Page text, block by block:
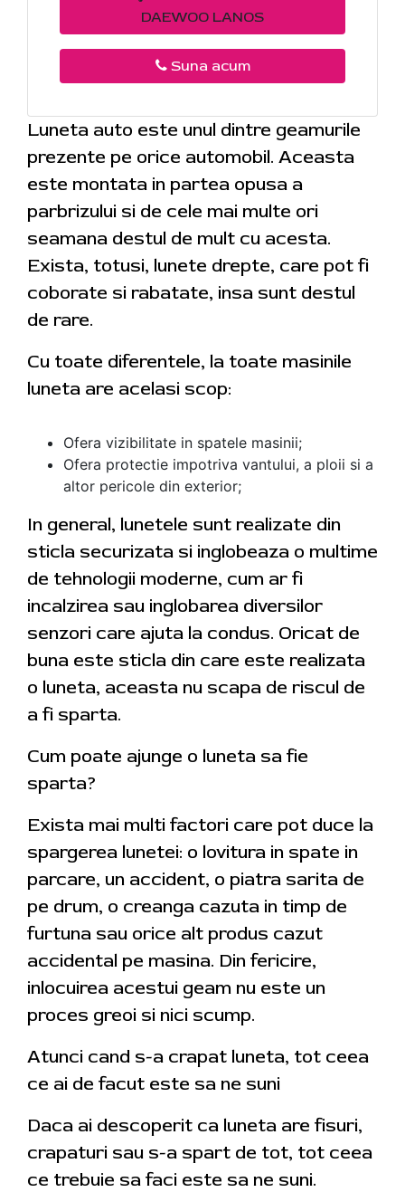
DAEWOO LANOS
Suna acum
Luneta auto este unul dintre geamurile
prezente pe orice automobil. Aceasta
este montata in partea opusa a
parbrizului si de cele mai multe ori
seamana destul de mult cu acesta.
Exista, totusi, lunete drepte, care pot fi
coborate si rabatate, insa sunt destul
de rare.
Cu toate diferentele, la toate masinile
luneta are acelasi scop:
Ofera vizibilitate in spatele masinii;
Ofera protectie impotriva vantului, a ploii si a
altor pericole din exterior;
In general, lunetele sunt realizate din
sticla securizata si inglobeaza o multime
de tehnologii moderne, cum ar fi
incalzirea sau inglobarea diversilor
senzori care ajuta la condus. Oricat de
buna este sticla din care este realizata
o luneta, aceasta nu scapa de riscul de
a fi sparta.
Cum poate ajunge o luneta sa fie
sparta?
Exista mai multi factori care pot duce la
spargerea lunetei: o lovitura in spate in
parcare, un accident, o piatra sarita de
pe drum, o creanga cazuta in timp de
furtuna sau orice alt produs cazut
accidental pe masina. Din fericire,
inlocuirea acestui geam nu este un
proces greoi si nici scump.
Atunci cand s-a crapat luneta, tot ceea
ce ai de facut este sa ne suni
Daca ai descoperit ca luneta are fisuri,
crapaturi sau s-a spart de tot, tot ceea
ce trebuie sa faci este sa ne suni.